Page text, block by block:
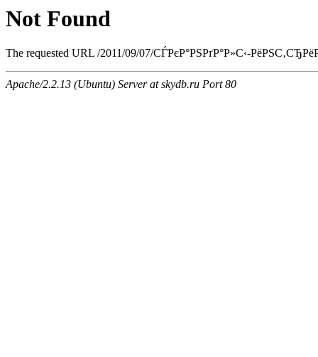
Not Found
The requested URL /2011/09/07/СЃРєР°РЅРґР°Р»С‹-
Apache/2.2.13 (Ubuntu) Server at skydb.ru Port 80